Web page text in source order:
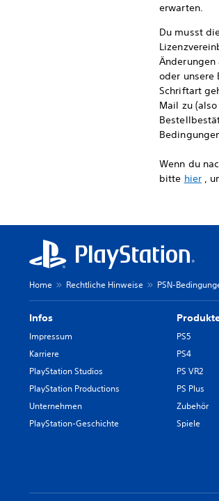
erwarten.
Du musst
oder unsere
Schriftart
Mail zu
Wenn du
bitte hier ,
Home Rechtliche Hinweise PSN-
Infos
Impressum
Karriere
PlayStation Studios
PlayStation Productions
Unternehmen
PlayStation-Geschichte
PS5
PS4
PS VR2
PS Plus
Zubehör
Spiele